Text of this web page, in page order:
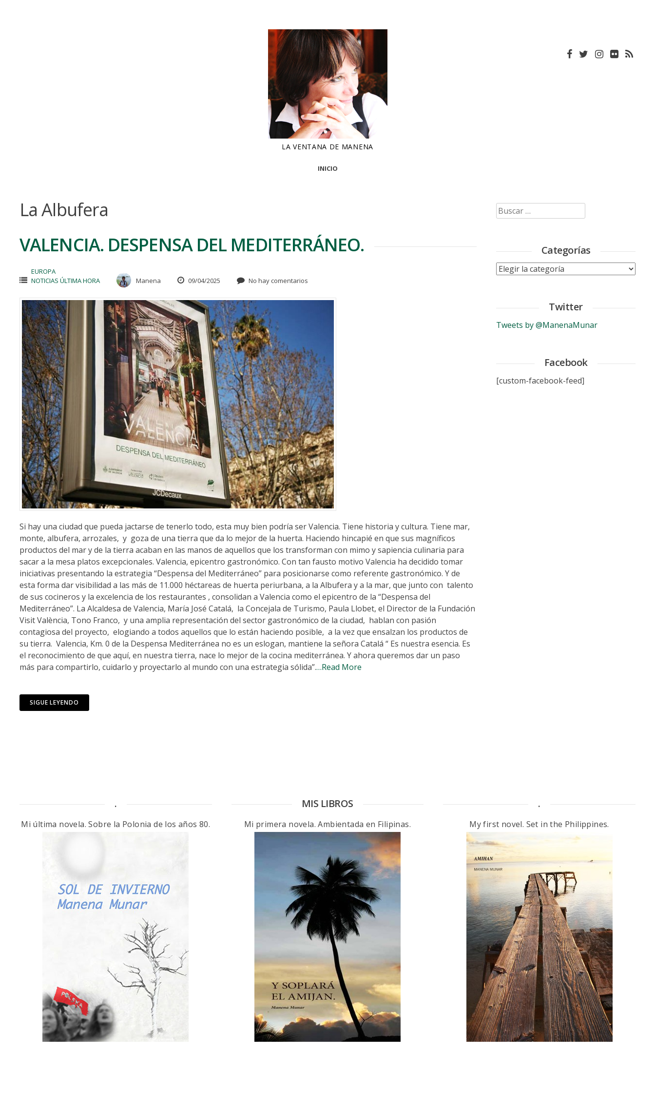
LA VENTANA DE MANENA
INICIO
La Albufera
VALENCIA. DESPENSA DEL MEDITERRÁNEO.
EUROPA
NOTICIAS ÚLTIMA HORA
Manena 09/04/2025 No hay comentarios
Si hay una ciudad que pueda jactarse de tenerlo todo, esta muy bien podría ser Valencia. Tiene historia y cultura. Tiene mar,
monte, albufera, arrozales, y goza de una tierra que da lo mejor de la huerta. Haciendo hincapié en que sus magníficos
productos del mar y de la tierra acaban en las manos de aquellos que los transforman con mimo y sapiencia culinaria para
sacar a la mesa platos excepcionales. Valencia, epicentro gastronómico. Con tan fausto motivo Valencia ha decidido tomar
iniciativas presentando la estrategia “Despensa del Mediterráneo” para posicionarse como referente gastronómico. Y de
esta forma dar visibilidad a las más de 11.000 héctareas de huerta periurbana, a la Albufera y a la mar, que junto con talento
de sus cocineros y la excelencia de los restaurantes , consolidan a Valencia como el epicentro de la “Despensa del
Mediterráneo”. La Alcaldesa de Valencia, María José Catalá, la Concejala de Turismo, Paula Llobet, el Director de la Fundación
Visit València, Tono Franco, y una amplia representación del sector gastronómico de la ciudad, hablan con pasión
contagiosa del proyecto, elogiando a todos aquellos que lo están haciendo posible, a la vez que ensalzan los productos de
su tierra. Valencia, Km. 0 de la Despensa Mediterránea no es un eslogan, mantiene la señora Catalá “ Es nuestra esencia. Es
el reconocimiento de que aquí, en nuestra tierra, nace lo mejor de la cocina mediterránea. Y ahora queremos dar un paso
más para compartirlo, cuidarlo y proyectarlo al mundo con una estrategia sólida”.…Read More
SIGUE LEYENDO
Buscar:
Categorías
Categorías
Twitter
Tweets by @ManenaMunar
Facebook
[custom-facebook-feed]
.
Mi última novela. Sobre la Polonia de los años 80.
MIS LIBROS
Mi primera novela. Ambientada en Filipinas.
.
My first novel. Set in the Philippines.